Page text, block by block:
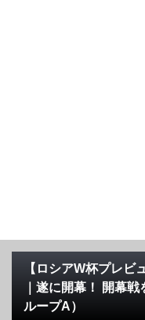
【ロシアW杯プレビ
｜遂に開幕！ 開幕
ループA）